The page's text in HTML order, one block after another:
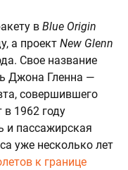
в Blue Origin
а проект New Glenn
Свое название
Джона Гленна —
совершившего
1962 году
и пассажирская
уже несколько лет
к границе